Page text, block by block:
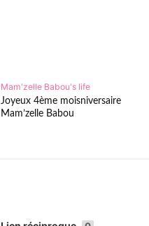
Mam'zelle Babou's life
Joyeux 4ème moisniversaire
Mam’zelle Babou